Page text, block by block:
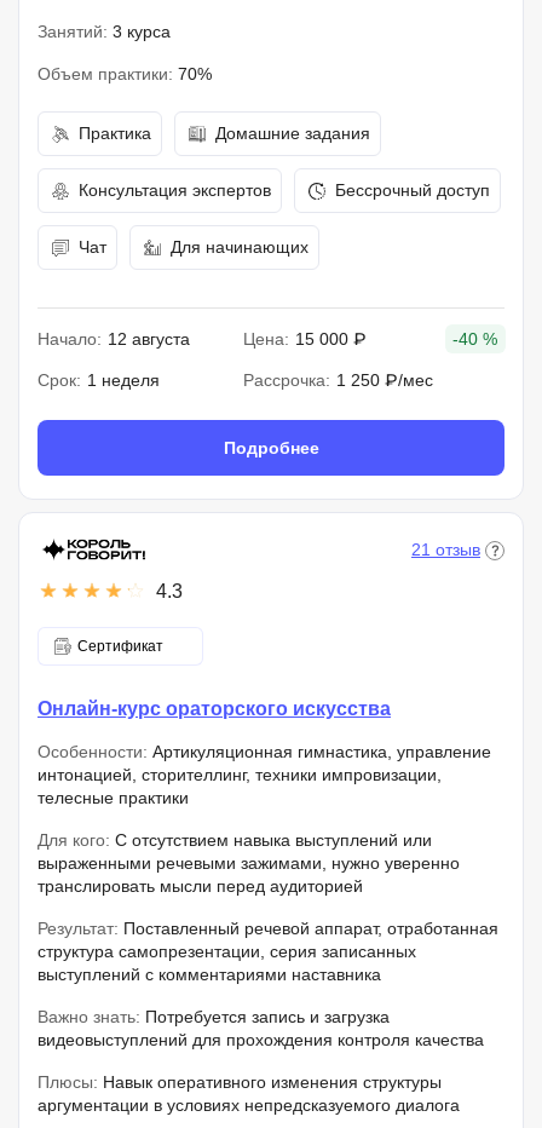
Занятий: 3 курса
Объем практики: 70%
Практика Домашние задания
Консультация экспертов Бессрочный доступ
Чат Для начинающих
Начало: 12 августа Цена: 15 000 ₽ -40 %
Срок: 1 неделя Рассрочка: 1 250 ₽/мес
Подробнее
4.3
21 отзыв
Сертификат
Онлайн-курс ораторского искусства
Особенности: Артикуляционная гимнастика, управление
интонацией, сторителлинг, техники импровизации,
телесные практики
Для кого: С отсутствием навыка выступлений или
выраженными речевыми зажимами, нужно уверенно
транслировать мысли перед аудиторией
Результат: Поставленный речевой аппарат, отработанная
структура самопрезентации, серия записанных
выступлений с комментариями наставника
Важно знать: Потребуется запись и загрузка
видеовыступлений для прохождения контроля качества
Плюсы: Навык оперативного изменения структуры
аргументации в условиях непредсказуемого диалога